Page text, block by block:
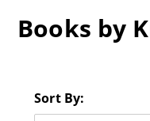
Books by
Sort By: